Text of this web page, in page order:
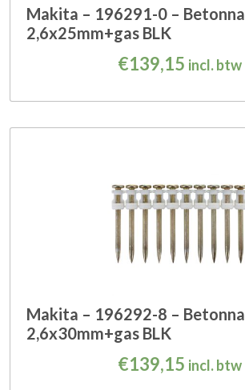
Makita – 196291-0 –
2,6x25mm+gas BLK
€139,15 incl. btw
Makita – 196292-8 –
2,6x30mm+gas BLK
€139,15 incl. btw